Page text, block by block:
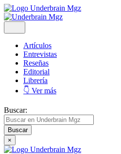
Artículos
Entrevistas
Reseñas
Editorial
Librería
👇 Ver más
Buscar:
×